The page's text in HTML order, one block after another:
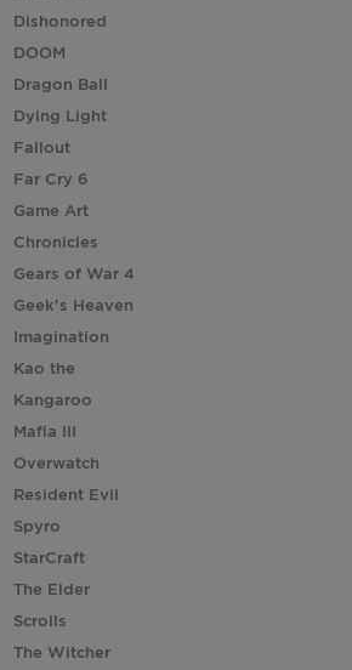
Dishonored
DOOM
Dragon Ball
Dying Light
Fallout
Far Cry 6
Game Art
Chronicles
Gears of War 4
Geek's Heaven
Imagination
Kao the
Kangaroo
Mafia III
Overwatch
Resident Evil
Spyro
StarCraft
The Elder
Scrolls
The Witcher